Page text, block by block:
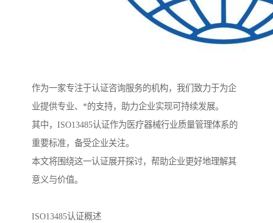
作为一家专注于认证咨询服务的机构，我们致力于为企
业提供专业、*的支持，助力企业实现可持续发展。
其中，ISO13485认证作为医疗器械行业质量管理体系的
重要标准，备受企业关注。
本文将围绕这一认证展开探讨，帮助企业更好地理解其
意义与价值。
ISO13485认证概述